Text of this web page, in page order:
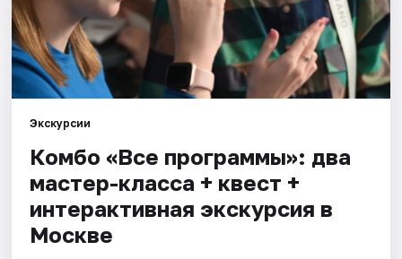
Экскурсии
Спорт
События
Города
Площадки
Артисты
Экскурсии
Комбо «Все программы»: два
мастер-класса + квест +
интерактивная экскурсия в
Москве